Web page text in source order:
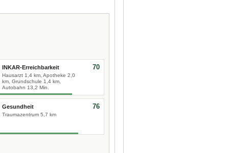
INKAR-Erreichbarkeit
Hausarzt 1,4 km, Apotheke 2,0
km, Grundschule 1,4 km,
Autobahn 13,2 Min.
70
Gesundheit
Traumazentrum 5,7 km
76